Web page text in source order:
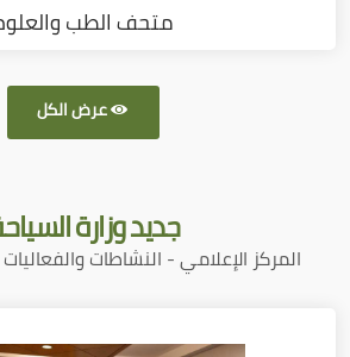
متحف الطب
عرض الكل
جديدوزارة
المركز الإعلامي - النشاطات